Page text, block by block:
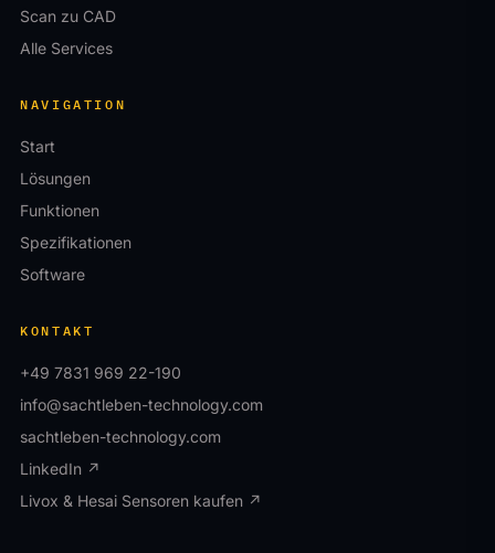
Scan zu CAD
Alle Services
NAVIGATION
Start
Lösungen
Funktionen
Spezifikationen
Software
KONTAKT
+49 7831 969 22-190
info@sachtleben-technology.com
sachtleben-technology.com
LinkedIn ↗
Livox & Hesai Sensoren kaufen ↗